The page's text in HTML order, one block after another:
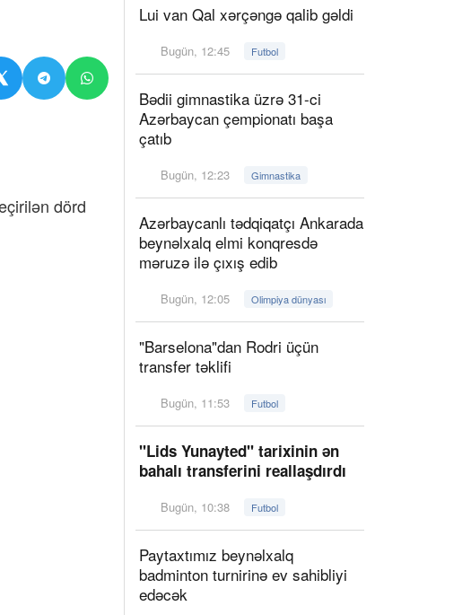
dörd
Lui van Qal xərçəngə qalib gəldi
Bugün, 12:45 Futbol
Bədii gimnastika üzrə 31-ci
Azərbaycan çempionatı başa
çatıb
Bugün, 12:23 Gimnastika
Azərbaycanlı tədqiqatçı Ankarada
beynəlxalq elmi konqresdə
məruzə ilə çıxış edib
Bugün, 12:05 Olimpiya dünyası
"Barselona"dan Rodri üçün
transfer təklifi
Bugün, 11:53 Futbol
"Lids Yunayted" tarixinin ən
bahalı transferini reallaşdırdı
Bugün, 10:38 Futbol
Paytaxtımız beynəlxalq
badminton turnirinə ev sahibliyi
edəcək